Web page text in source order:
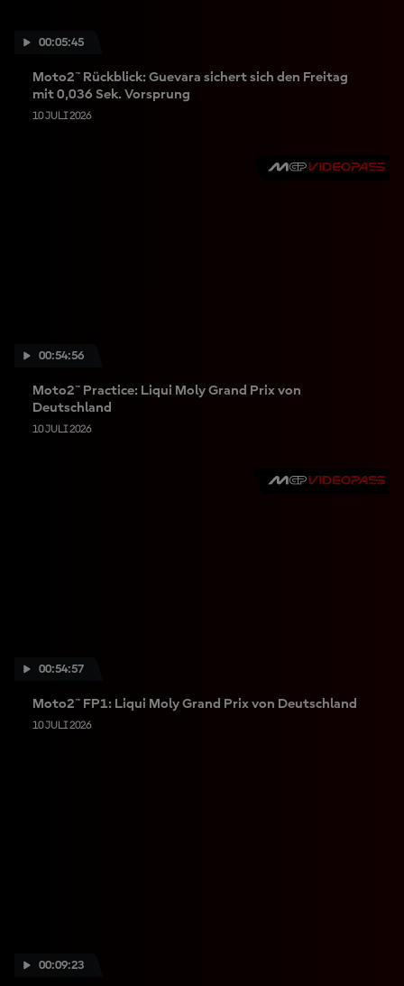
00:05:45
Moto2™ Rückblick: Guevara sichert sich den Freitag
mit 0,036 Sek. Vorsprung
10 JULI 2026
00:54:56
Moto2™ Practice: Liqui Moly Grand Prix von
Deutschland
10 JULI 2026
00:54:57
Moto2™ FP1: Liqui Moly Grand Prix von Deutschland
10 JULI 2026
00:09:23